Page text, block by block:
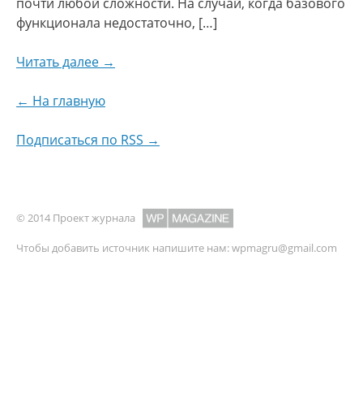
функционала недостаточно, […]
Читать далее →
← На главную
Подписаться по RSS →
© 2014 Проект журнала
Чтобы добавить источник напишите нам:wpmagru@gmail.com